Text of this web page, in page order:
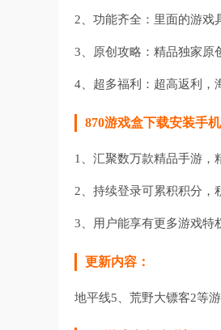
2、功能齐全：里面的游戏
3、原创攻略：精品独家原
4、超多福利：超高返利，
870游戏盒下载安装手
1、汇聚数万款精品手游，
2、持续登录可累积积分，
3、用户能享有更多游戏特
更新内容：
地平线5、荒野大镖客2等